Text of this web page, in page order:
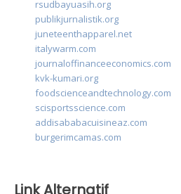
rsudbayuasih.org
publikjurnalistik.org
juneteenthapparel.net
italywarm.com
journaloffinanceeconomics.com
kvk-kumari.org
foodscienceandtechnology.com
scisportsscience.com
addisababacuisineaz.com
burgerimcamas.com
Link Alternatif